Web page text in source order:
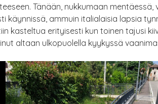
Tänään, nukkumaan mentäessä,
käynnissä, ammuin italialaisia lapsia
kasteltua erityisesti kun toinen tajusi
altaan ulkopuolella kyykyssä